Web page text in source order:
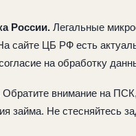
России. Легальные
сайте ЦБ РФ есть
на обработку
Обратите внимание на
займа. Не стесняйтесь